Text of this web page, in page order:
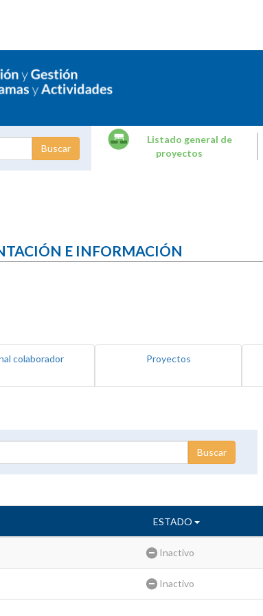
Listado general de
proyectos
E INFORMACIÓN
colaborador Proyectos
ESTADO
Inactivo
Inactivo